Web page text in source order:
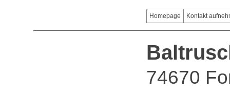
Homepage Kontakt
74670